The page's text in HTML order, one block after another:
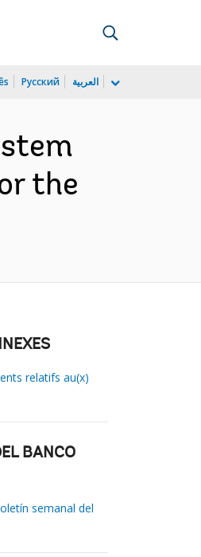
Русский العربية
the
relatifs au(x)
BANCO
semanal del